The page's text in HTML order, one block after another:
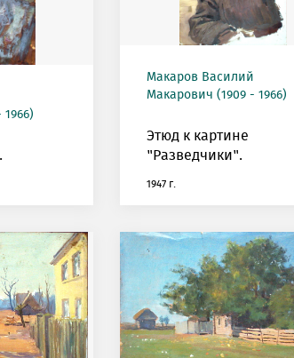
Макаров Василий
Макарович (1909 - 1966)
Этюд к картине
"Разведчики".
1947 г.